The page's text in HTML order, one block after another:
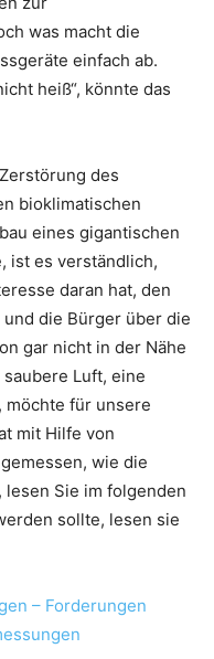
was macht die
einfach ab.
heiß“, könnte das
des
bioklimatischen
eines gigantischen
ist es verständlich,
daran hat, den
die Bürger über die
gar nicht in der Nähe
Luft, eine
möchte für unsere
mit Hilfe von
wie die
lesen Sie im folgenden
sollte, lesen sie
– Forderungen